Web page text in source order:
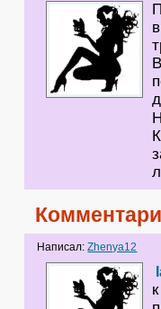
Написал:Zhenya12